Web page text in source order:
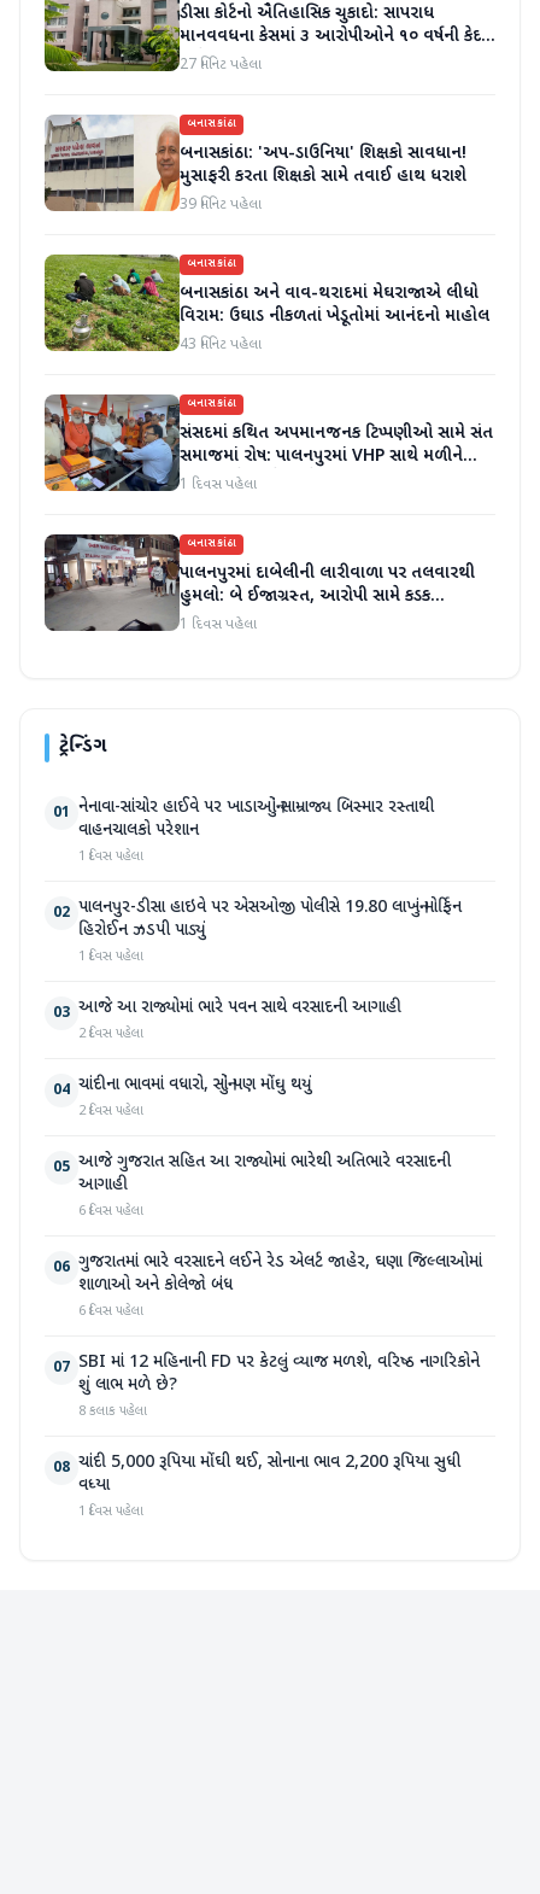
ડીસા કોર્ટનો ઐતિહાસિક ચુકાદો: સાપરાધ
માનવવધના કેસમાં ૩ આરોપીઓને ૧૦ વર્ષની કેદ
અને ૬ લાખનો દંડ
27 મિનિટ પહેલા
બનાસકાંઠા
બનાસકાંઠા: 'અપ-ડાઉનિયા' શિક્ષકો સાવધાન!
મુસાફરી કરતા શિક્ષકો સામે તવાઈ હાથ ધરાશે
39 મિનિટ પહેલા
બનાસકાંઠા
બનાસકાંઠા અને વાવ-થરાદમાં મેઘરાજાએ લીધો
વિરામ: ઉઘાડ નીકળતાં ખેડૂતોમાં આનંદનો માહોલ
43 મિનિટ પહેલા
બનાસકાંઠા
સંસદમાં કથિત અપમાનજનક ટિપ્પણીઓ સામે સંત
સમાજમાં રોષ: પાલનપુરમાં VHP સાથે મળીને
અધિક કલેક્ટરને આવેદનપત્ર આપ્યું
1 દિવસ પહેલા
બનાસકાંઠા
પાલનપુરમાં દાબેલીની લારીવાળા પર તલવારથી
હુમલો: બે ઈજાગ્રસ્ત, આરોપી સામે કડક
કાર્યવાહીની માંગ
1 દિવસ પહેલા
ટ્રેન્ડિંગ
01 નેનાવા-સાંચોર હાઈવે પર ખાડાઓનું સામ્રાજ્ય બિસ્માર રસ્તાથી
વાહનચાલકો પરેશાન
1 દિવસ પહેલા
02 પાલનપુર-ડીસા હાઇવે પર એસઓજી પોલીસે 19.80 લાખનું મોર્ફિન
હિરોઈન ઝડપી પાડ્યું
1 દિવસ પહેલા
03 આજે આ રાજ્યોમાં ભારે પવન સાથે વરસાદની આગાહી
2 દિવસ પહેલા
04 ચાંદીના ભાવમાં વધારો, સોનું પણ મોંઘુ થયું
2 દિવસ પહેલા
05 આજે ગુજરાત સહિત આ રાજ્યોમાં ભારેથી અતિભારે વરસાદની
આગાહી
6 દિવસ પહેલા
06 ગુજરાતમાં ભારે વરસાદને લઈને રેડ એલર્ટ જાહેર, ઘણા જિલ્લાઓમાં
શાળાઓ અને કોલેજો બંધ
6 દિવસ પહેલા
07 SBI માં 12 મહિનાની FD પર કેટલું વ્યાજ મળશે, વરિષ્ઠ નાગરિકોને
શું લાભ મળે છે?
8 કલાક પહેલા
08 ચાંદી 5,000 રૂપિયા મોંઘી થઈ, સોનાના ભાવ 2,200 રૂપિયા સુધી
વધ્યા
1 દિવસ પહેલા